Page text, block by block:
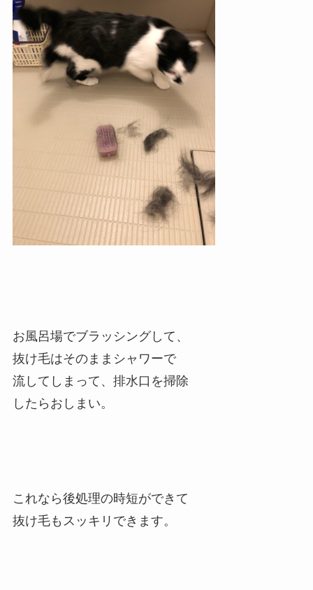
お風呂場でブラッシングして、
抜け毛はそのままシャワーで
流してしまって、排水口を掃除
したらおしまい。
これなら後処理の時短ができて
抜け毛もスッキリできます。